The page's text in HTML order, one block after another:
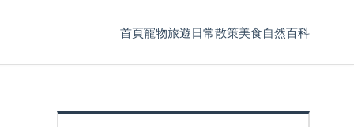
首頁寵物旅遊日常散策美食自然百科